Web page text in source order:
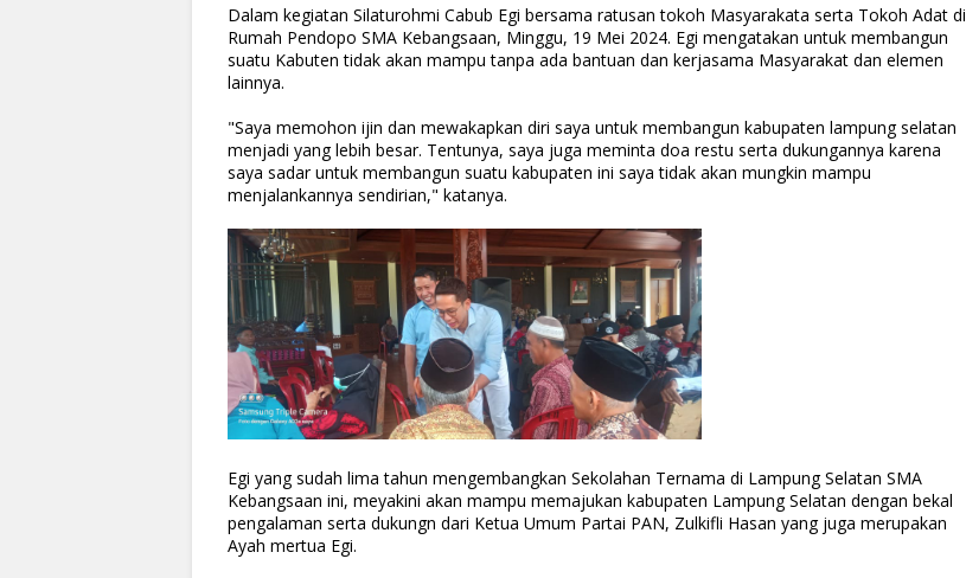
Dalam kegiatan Silaturohmi Cabub Egi bersama ratusan tokoh Masyarakata serta Tokoh Adat di
Rumah Pendopo SMA Kebangsaan, Minggu, 19 Mei 2024. Egi mengatakan untuk membangun
suatu Kabuten tidak akan mampu tanpa ada bantuan dan kerjasama Masyarakat dan elemen
lainnya.
"Saya memohon ijin dan mewakapkan diri saya untuk membangun kabupaten lampung selatan
menjadi yang lebih besar. Tentunya, saya juga meminta doa restu serta dukungannya karena
saya sadar untuk membangun suatu kabupaten ini saya tidak akan mungkin mampu
menjalankannya sendirian," katanya.
Egi yang sudah lima tahun mengembangkan Sekolahan Ternama di Lampung Selatan SMA
Kebangsaan ini, meyakini akan mampu memajukan kabupaten Lampung Selatan dengan bekal
pengalaman serta dukungn dari Ketua Umum Partai PAN, Zulkifli Hasan yang juga merupakan
Ayah mertua Egi.